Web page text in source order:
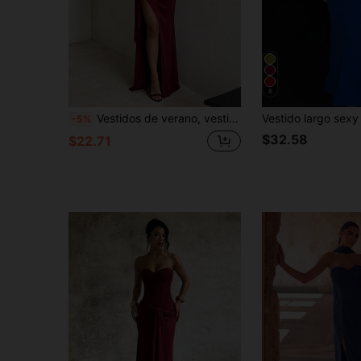
-5% Vestidos de verano, vestidos elegantes para mujeres, vestidos de fiesta de lujo para bodas, vestidos de playa, atuendos de vacaciones, regreso a la escuela, vacaciones
$22.71
8
$32.58